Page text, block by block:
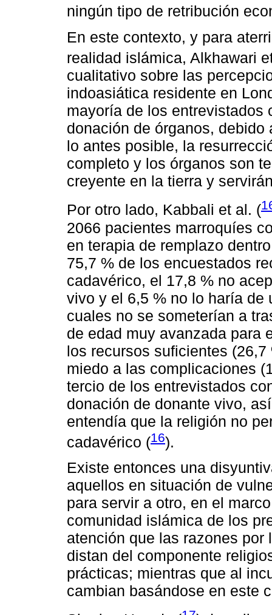
ningún tipo de retribución
En este contexto, y para
realidad islámica, Alkhawari
cualitativo sobre las
indoasiática residente en
mayoría de los entrevistados
donación de órganos,
lo antes posible, la
completo y los órganos son
creyente en la tierra y
Por otro lado, Kabbali et al. (
2066 pacientes marroquíes
en terapia de remplazo
75,7 % de los encuestados
cadavérico, el 17,8 % no
vivo y el 6,5 % no lo haría de
cuales no se someterían a
de edad muy avanzada para
los recursos suficientes
miedo a las complicaciones
tercio de los entrevistados
donación de donante vivo,
entendía que la religión no
cadavérico (16).
Existe entonces una
aquellos en situación de
para servir a otro, en el
comunidad islámica de los
atención que las razones
distan del componente
prácticas; mientras que al
cambian basándose en este